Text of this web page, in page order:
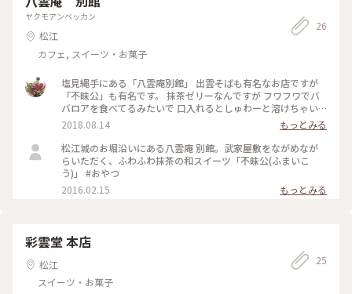
ヤクモアンベッカン
松江
カフェ, スイーツ・お菓子
26
塩見縄手にある「八雲庵別館」 出雲そばも有名なお店ですが
「不昧公」も有名です。 抹茶ゼリーなんですが フワフワでバ
バロアを食べてるみたいで 口入れるとしゅわーと溶けちゃい
ます。 抹茶ゼリーは甘さは入っていなくて お抹茶そのものの
お味が楽しめます。 添えられているあんこと食べても美味しい
し アイスと食べても美味しい。 なにより練乳が掛かっている
のですが それと一緒に食べるのが一番美味しいです💕 #とって
2018.08.14
もっとみる
松江城のお堀沿いにある八雲庵 別館。武家屋敷をながめなが
らいただく、ふわふわ抹茶の和スイーツ「不昧公(ふまいこ
う)」 #おやつ
2016.02.15
もっとみる
彩雲堂 本店
松江
スイーツ・お菓子
25